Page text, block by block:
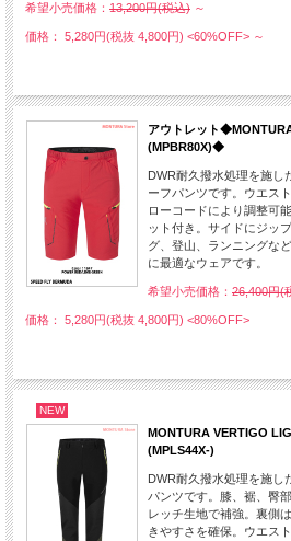
希望小売価格： 13,200円(税込) ～
価格： 5,280円(税抜 4,800円) <60%OFF> ～
アウトレット
(MPBR80X)◆
DWR耐久撥水処理を施し
ーフパンツです。ウエス
ローコードにより調整可
ット付き。サイドにジッ
グ、登山、ランニングな
に最適なウェアです。
希望小売価格： 26,400円(
価格： 5,280円(税抜 4,800円) <80%OFF>
NEW
MONTURA VERTIGO
(MPLS44X-)
DWR耐久撥水処理を施し
パンツです。膝、裾、臀
レッチ生地で補強。裏側
きやすさを確保。ウエス